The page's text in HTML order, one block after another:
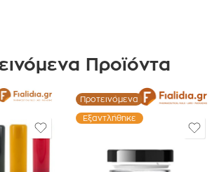
Προϊόντα
Προτεινόμενα
Εξαντλήθηκε